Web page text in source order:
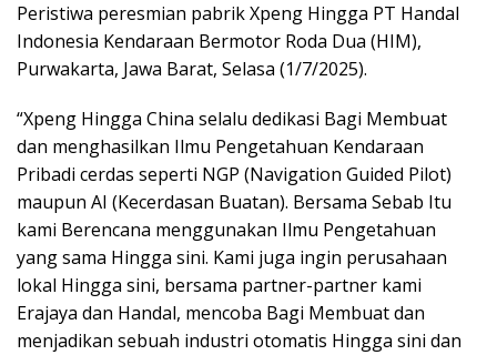
Peristiwa peresmian pabrik Xpeng Hingga PT Handal
Indonesia Kendaraan Bermotor Roda Dua (HIM),
Purwakarta, Jawa Barat, Selasa (1/7/2025).
“Xpeng Hingga China selalu dedikasi Bagi Membuat
dan menghasilkan Ilmu Pengetahuan Kendaraan
Pribadi cerdas seperti NGP (Navigation Guided Pilot)
maupun AI (Kecerdasan Buatan). Bersama Sebab Itu
kami Berencana menggunakan Ilmu Pengetahuan
yang sama Hingga sini. Kami juga ingin perusahaan
lokal Hingga sini, bersama partner-partner kami
Erajaya dan Handal, mencoba Bagi Membuat dan
menjadikan sebuah industri otomatis Hingga sini dan